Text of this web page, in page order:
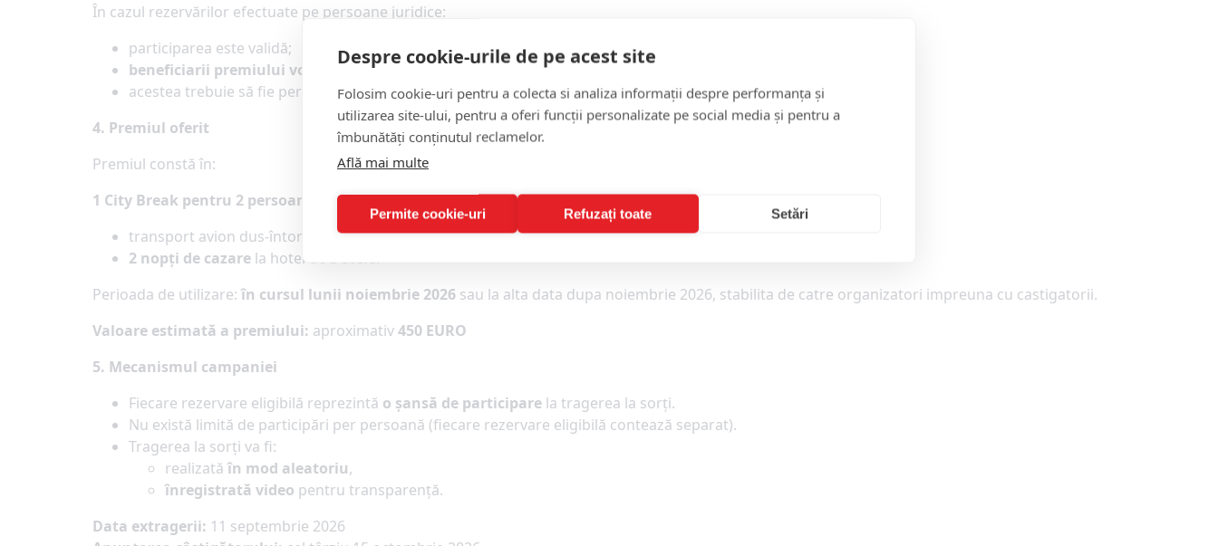
Despre cookie-urile de pe acest site
Folosim cookie-uri pentru a colecta si analiza informații despre performanța și
utilizarea site-ului, pentru a oferi funcții personalizate pe social media și pentru a
îmbunătăți conținutul reclamelor.
Află mai multe
Permite cookie-uri Refuzați toate Setări
În cazul rezervărilor efectuate pe persoane juridice:
participarea este validă;
beneficiarii premiului vor fi persoane fizice;
acestea trebuie să fie persoanele care au realizat rezervarea în numele companiei sau desemnate de aceasta.
4. Premiul oferit
Premiul constă în:
1 City Break pentru 2 persoane
, care include:
transport avion dus-întors către o destinație europeană;
2 nopți de cazare la hotel de 3 stele.
Perioada de utilizare:în cursul lunii noiembrie 2026 sau la alta data dupa noiembrie 2026, stabilita de catre organizatori impreuna cu castigatorii.
Valoare estimată a premiului: aproximativ450 EURO
5. Mecanismul campaniei
Fiecare rezervare eligibilă reprezintă o șansă de participare la tragerea la sorți.
Nu există limită de participări per persoană (fiecare rezervare eligibilă contează separat).
Tragerea la sorți va fi:
realizatăîn mod aleatoriu,
înregistrată video pentru transparență.
Data extragerii: 11 septembrie 2026